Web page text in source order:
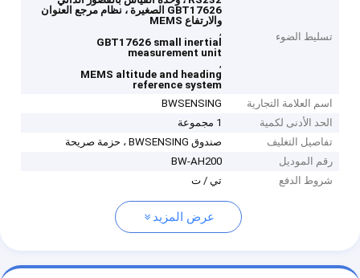
تسليط الضوء
GBT17626 الصغيرة ، نظام مرجع العنوان
والارتفاع MEMS
,
GBT17626 small inertial
measurement unit
,
MEMS altitude and heading
reference system
اسم العلامة التجارية
BWSENSING
الحد الأدنى لكمية
1 مجموعة
تفاصيل التغليف
صندوق BWSENSING ، حزمة صريحة
رقم الموديل
BW-AH200
شروط الدفع
تي / ت
عرض المزيد